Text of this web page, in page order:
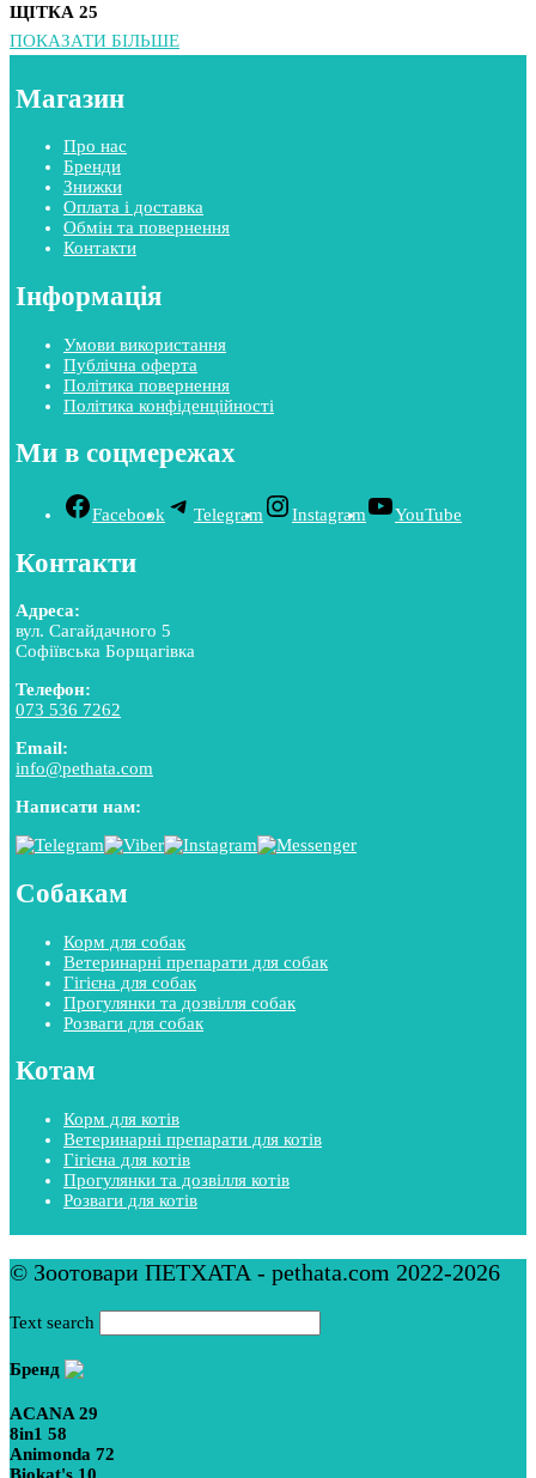
ЩІТКА 25
ПОКАЗАТИ БІЛЬШЕ
Магазин
Про нас
Бренди
Знижки
Оплата і доставка
Обмін та повернення
Контакти
Інформація
Умови використання
Публічна оферта
Політика повернення
Політика конфіденційності
Ми в соцмережах
Facebook Telegram Instagram YouTube
Контакти
Адреса:
вул. Сагайдачного 5
Софіївська Борщагівка
Телефон:
073 536 7262
Email:
info@pethata.com
Написати нам:
Собакам
Корм для собак
Ветеринарні препарати для собак
Гігієна для собак
Прогулянки та дозвілля собак
Розваги для собак
Котам
Корм для котів
Ветеринарні препарати для котів
Гігієна для котів
Прогулянки та дозвілля котів
Розваги для котів
© Зоотовари ПЕТХАТА - pethata.com 2022-2026
Text search
Бренд
ACANA 29
8in1 58
Animonda 72